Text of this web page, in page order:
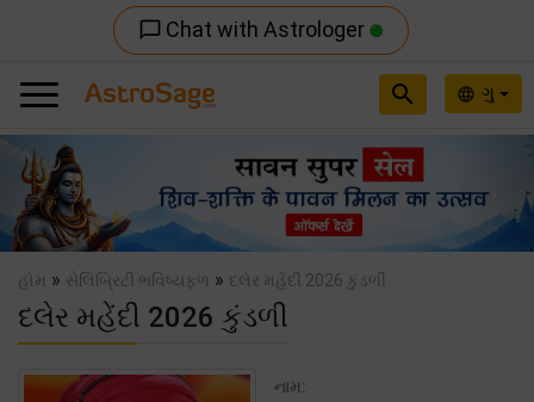
chat_bubble_outline Chat with Astrologer
language ગુ
search
Previous
હોમ » સેલિબ્રિટી ભવિષ્યફળ » દલેર મહેંદી 2026 કુંડળી
દલેર મહેંદી 2026 કુંડળી
નામ: